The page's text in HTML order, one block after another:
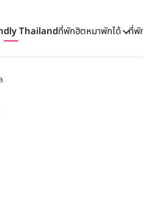
Thailandที่พักฮิตหมาพักได้ ที่พั